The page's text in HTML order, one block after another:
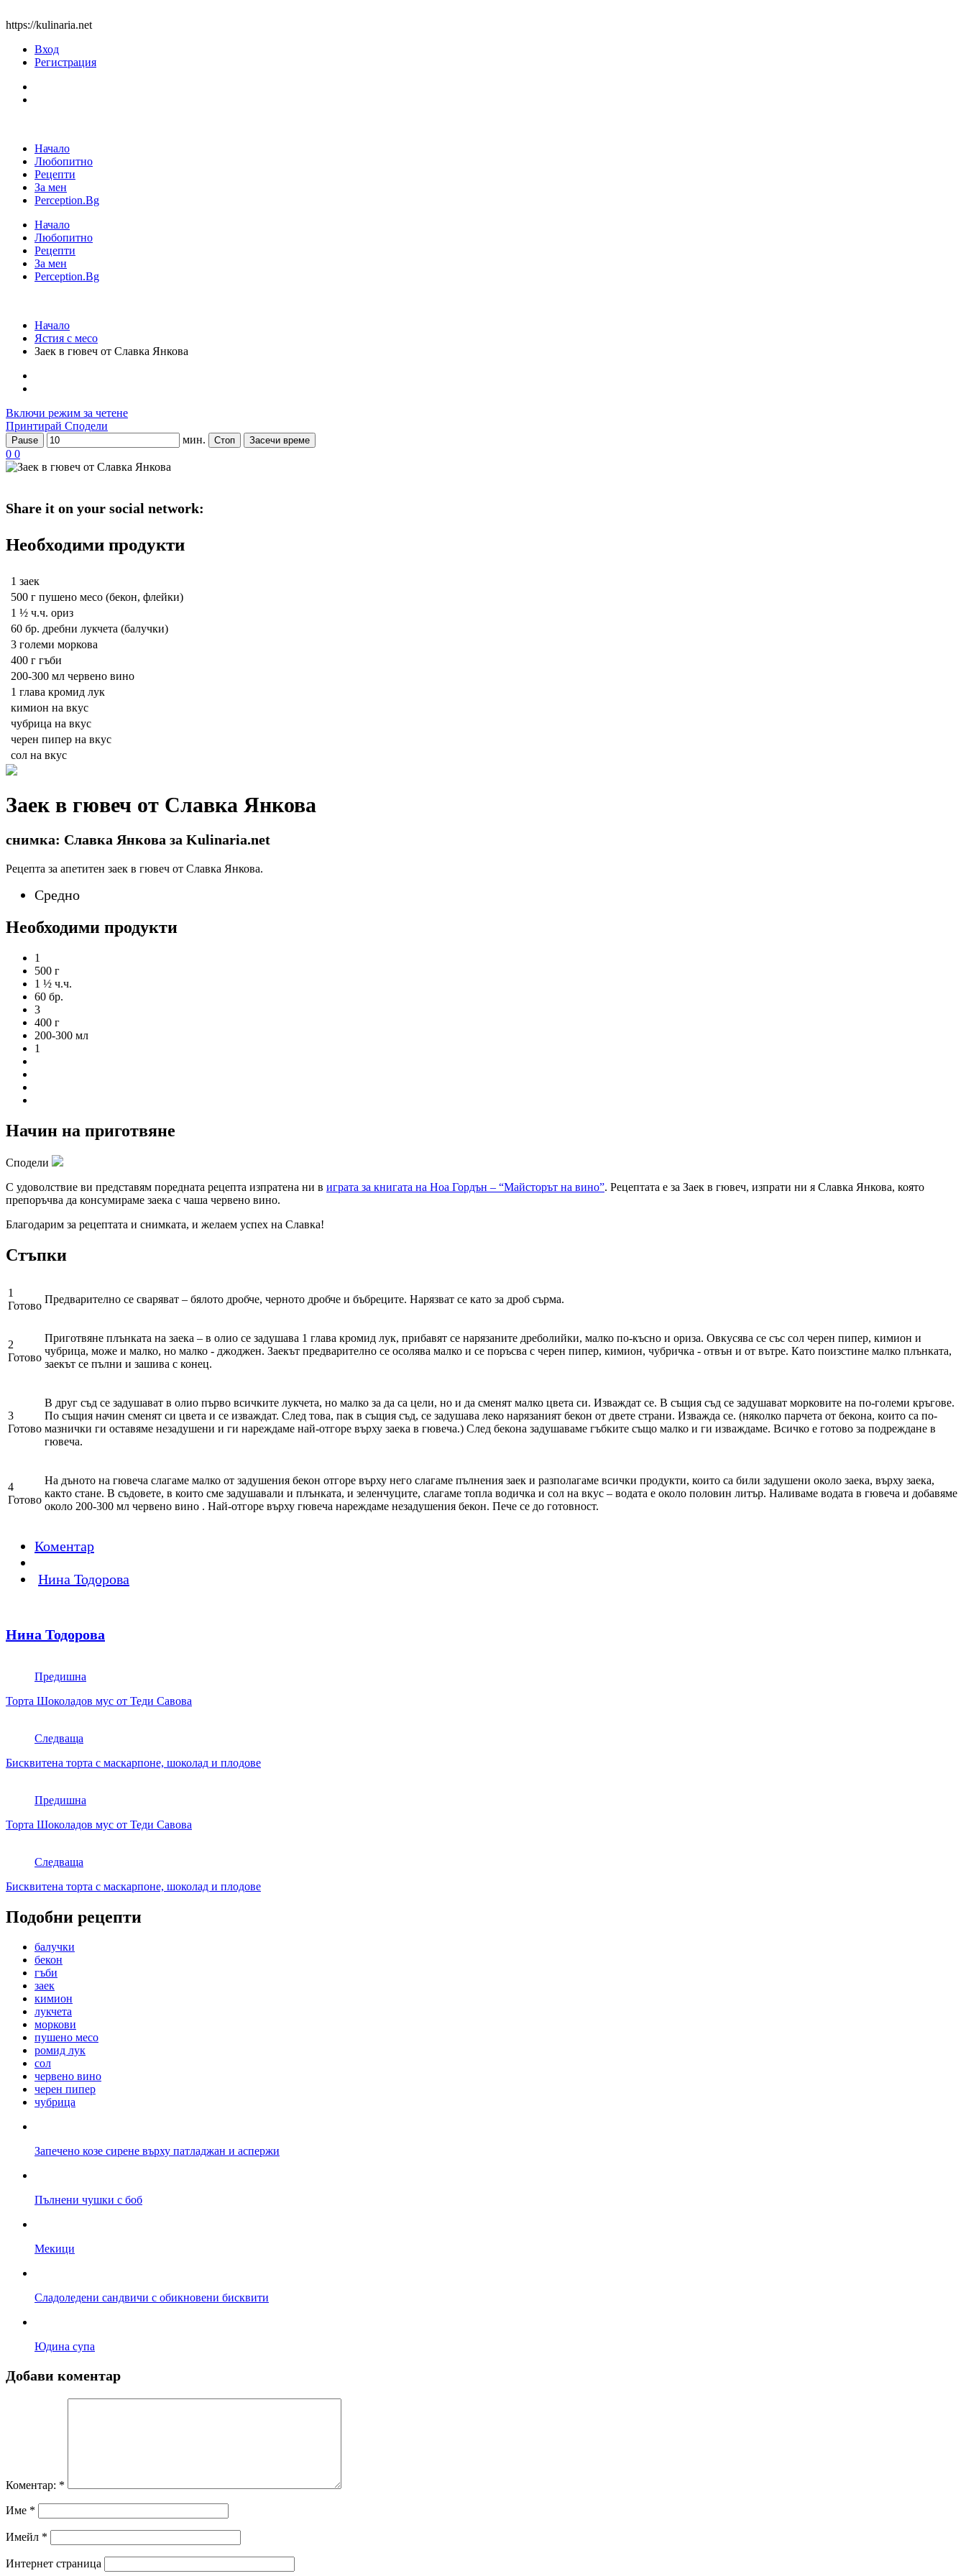
https://kulinaria.net
Вход
Регистрация
Начало
Любопитно
Рецепти
За мен
Perception.Bg
Начало
Любопитно
Рецепти
За мен
Perception.Bg
Начало
Ястия с месо
Заек в гювеч от Славка Янкова
Включи режим за четене
Принтирай Сподели
Pause мин. Стоп Засечи време
0 0
Share it on your social network:
Необходими продукти
1 заек
500 г пушено месо (бекон, флейки)
1 ½ ч.ч. ориз
60 бр. дребни лукчета (балучки)
3 големи моркова
400 г гъби
200-300 мл червено вино
1 глава кромид лук
кимион на вкус
чубрица на вкус
черен пипер на вкус
сол на вкус
Заек в гювеч от Славка Янкова
снимка: Славка Янкова за Kulinaria.net
Рецепта за апетитен заек в гювеч от Славка Янкова.
Средно
Необходими продукти
1
500 г
1 ½ ч.ч.
60 бр.
3
400 г
200-300 мл
1
Начин на приготвяне
Сподели
С удоволствие ви представям поредната рецепта изпратена ни в играта за книгата на Ноа Гордън – “Майсторът на вино”. Рецептата е за Заек в гювеч, изпрати ни я Славка Янкова, която
препоръчва да консумираме заека с чаша червено вино.
Благодарим за рецептата и снимката, и желаем успех на Славка!
Стъпки
1
Готово
Предварително се сваряват – бялото дробче, черното дробче и бъбреците. Нарязват се като за дроб сърма.
2
Готово
Приготвяне плънката на заека – в олио се задушава 1 глава кромид лук, прибавят се нарязаните дреболийки, малко по-късно и ориза. Овкусява се със сол черен пипер, кимион и
чубрица, може и малко, но малко - джоджен. Заекът предварително се осолява малко и се поръсва с черен пипер, кимион, чубричка - отвън и от вътре. Като поизстине малко плънката,
заекът се пълни и зашива с конец.
3
Готово
В друг съд се задушават в олио първо всичките лукчета, но малко за да са цели, но и да сменят малко цвета си. Изваждат се. В същия съд се задушават морковите на по-големи кръгове.
По същия начин сменят си цвета и се изваждат. След това, пак в същия съд, се задушава леко нарязаният бекон от двете страни. Изважда се. (няколко парчета от бекона, които са по-
мазнички ги оставяме незадушени и ги нареждаме най-отгоре върху заека в гювеча.) След бекона задушаваме гъбките също малко и ги изваждаме. Всичко е готово за подреждане в
гювеча.
4
Готово
На дъното на гювеча слагаме малко от задушения бекон отгоре върху него слагаме пълнения заек и разполагаме всички продукти, които са били задушени около заека, върху заека,
както стане. В съдовете, в които сме задушавали и плънката, и зеленчуците, слагаме топла водичка и сол на вкус – водата е около половин литър. Наливаме водата в гювеча и добавяме
около 200-300 мл червено вино . Най-отгоре върху гювеча нареждаме незадушения бекон. Пече се до готовност.
Коментар
Нина Тодорова
Нина Тодорова
Предишна
Торта Шоколадов мус от Теди Савова
Следваща
Бисквитена торта с маскарпоне, шоколад и плодове
Предишна
Торта Шоколадов мус от Теди Савова
Следваща
Бисквитена торта с маскарпоне, шоколад и плодове
Подобни рецепти
балучки
бекон
гъби
заек
кимион
лукчета
моркови
пушено месо
ромид лук
сол
червено вино
черен пипер
чубрица
Запечено козе сирене върху патладжан и аспержи
Пълнени чушки с боб
Мекици
Сладоледени сандвичи с обикновени бисквити
Юдина супа
Добави коментар
Коментар: *
Име *
Имейл *
Интернет страница